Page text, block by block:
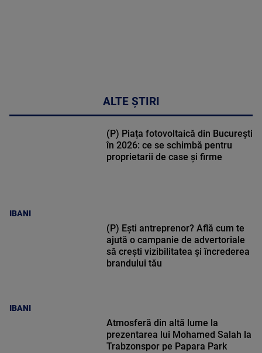
ALTE ȘTIRI
IBANI
(P) Piața fotovoltaică din București
în 2026: ce se schimbă pentru
proprietarii de case și firme
IBANI
(P) Ești antreprenor? Află cum te
ajută o campanie de advertoriale
să crești vizibilitatea și încrederea
brandului tău
Atmosferă din altă lume la
prezentarea lui Mohamed Salah la
Trabzonspor pe Papara Park